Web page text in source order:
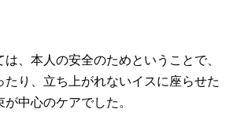
、本人の安全のためということで、
たり、立ち上がれないイスに座らせた
中心のケアでした。